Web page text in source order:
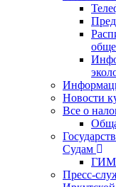
Новости
Все о
Судам
Пресс-